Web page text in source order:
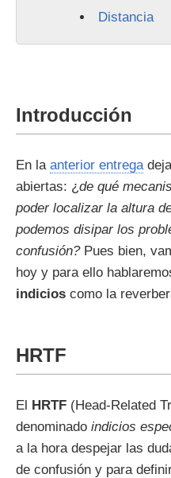
Distancia
Introducción
En la anterior entrega
abiertas: ¿de qué
poder localizar la altura
podemos disipar los
confusión?Pues bien,
hoy y para ello
indicios como la
HRTF
El HRTF (Head-Related
denominado indicios
a la hora despejar las
de confusión y para